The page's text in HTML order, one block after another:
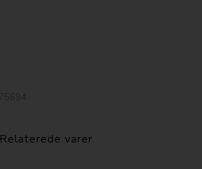
Relaterede varer